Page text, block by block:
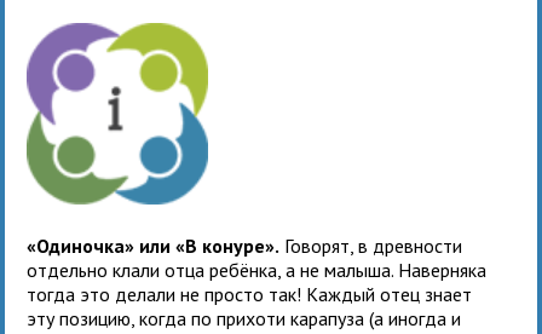
«Одиночка» или «В конуре». Говорят, в древности
отдельно клали отца ребёнка, а не малыша. Наверняка
тогда это делали не просто так! Каждый отец знает
эту позицию, когда по прихоти карапуза (а иногда и